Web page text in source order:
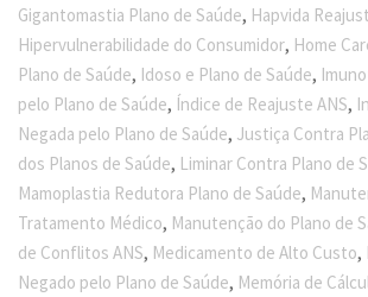
Gigantomastia Plano de Saúde, Hapvida
Hipervulnerabilidade do Consumidor, Home
Plano de Saúde, Idoso e Plano de Saúde,
pelo Plano de Saúde, Índice de Reajuste ANS,
Negada pelo Plano de Saúde, Justiça Contra
dos Planos de Saúde, Liminar Contra Plano de
Mamoplastia Redutora Plano de Saúde,
Tratamento Médico, Manutenção do Plano de
de Conflitos ANS, Medicamento de Alto Custo,
Negado pelo Plano de Saúde, Memória de